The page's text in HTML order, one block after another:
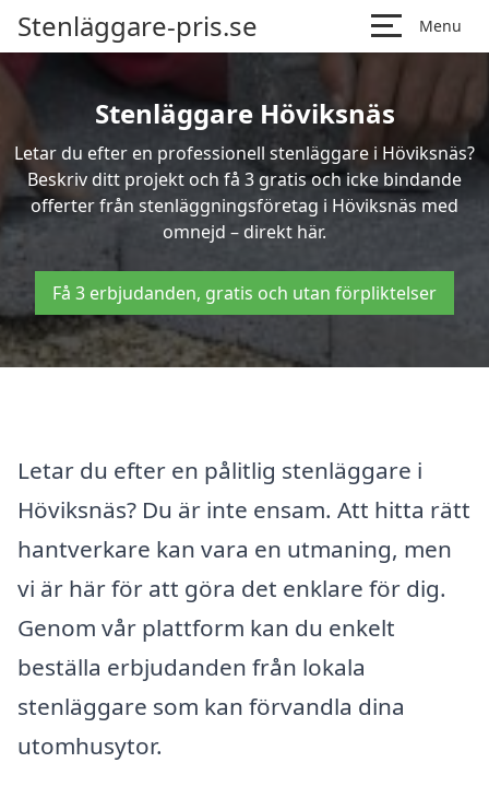
Stenläggare-pris.se Menu
Stenläggare Höviksnäs
Letar du efter en professionell stenläggare i Höviksnäs?
Beskriv ditt projekt och få 3 gratis och icke bindande
offerter från stenläggningsföretag i Höviksnäs med
omnejd – direkt här.
Få 3 erbjudanden, gratis och utan förpliktelser
Letar du efter en pålitlig stenläggare i
Höviksnäs? Du är inte ensam. Att hitta rätt
hantverkare kan vara en utmaning, men
vi är här för att göra det enklare för dig.
Genom vår plattform kan du enkelt
beställa erbjudanden från lokala
stenläggare som kan förvandla dina
utomhusytor.